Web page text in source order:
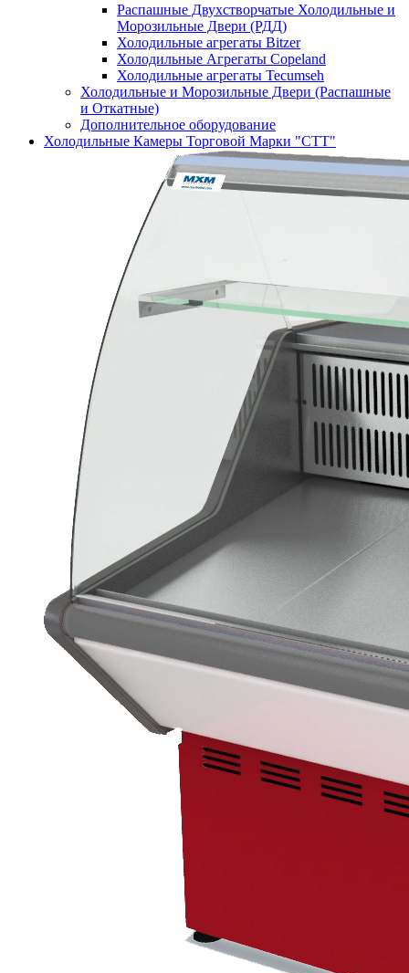
Распашные Двухстворчатые Холодильные и
Морозильные Двери (РДД)
Холодильные агрегаты Bitzer
Холодильные Агрегаты Copeland
Холодильные агрегаты Tecumseh
Холодильные и Морозильные Двери (Распашные
и Откатные)
Дополнительное оборудование
Холодильные Камеры Торговой Марки "СТТ"